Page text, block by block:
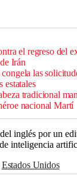
el regreso del
Irán
las
estatales
tradicional
nacional Martí
inglés por un
inteligencia
Estados Unidos